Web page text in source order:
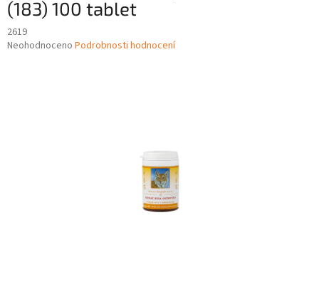
(183) 100 tablet
2619
Průměrné
Neohodnoceno Podrobnosti hodnocení